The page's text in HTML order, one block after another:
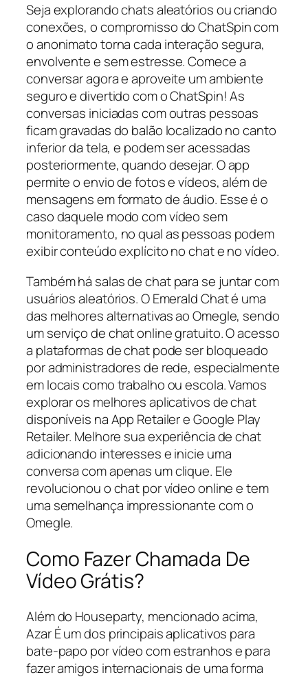
Seja explorando chats aleatórios ou criando
conexões, o compromisso do ChatSpin com
o anonimato torna cada interação segura,
envolvente e sem estresse. Comece a
conversar agora e aproveite um ambiente
seguro e divertido com o ChatSpin! As
conversas iniciadas com outras pessoas
ficam gravadas do balão localizado no canto
inferior da tela, e podem ser acessadas
posteriormente, quando desejar. O app
permite o envio de fotos e vídeos, além de
mensagens em formato de áudio. Esse é o
caso daquele modo com vídeo sem
monitoramento, no qual as pessoas podem
exibir conteúdo explícito no chat e no vídeo.
Também há salas de chat para se juntar com
usuários aleatórios. O Emerald Chat é uma
das melhores alternativas ao Omegle, sendo
um serviço de chat online gratuito. O acesso
a plataformas de chat pode ser bloqueado
por administradores de rede, especialmente
em locais como trabalho ou escola. Vamos
explorar os melhores aplicativos de chat
disponíveis na App Retailer e Google Play
Retailer. Melhore sua experiência de chat
adicionando interesses e inicie uma
conversa com apenas um clique. Ele
revolucionou o chat por vídeo online e tem
uma semelhança impressionante com o
Omegle.
Como Fazer Chamada De
Vídeo Grátis?
Além do Houseparty, mencionado acima,
Azar É um dos principais aplicativos para
bate-papo por vídeo com estranhos e para
fazer amigos internacionais de uma forma